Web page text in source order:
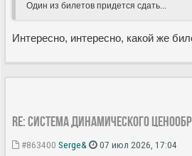
Один из билетов придется сдать...
Интересно, интересно, какой же
Re: Система динамического
#863400 Serge& 07 июл 2026, 17:04